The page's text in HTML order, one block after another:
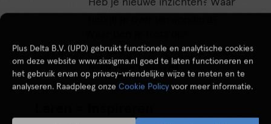
Plus Delta B.V. (UPD) gebruikt functionele en analytische cookies
om deze website www.sixsigma.nl goed te laten functioneren en
het gebruik ervan op privacy-vriendelijke wijze te meten en te
analyseren. Raadpleeg onze Cookie Policy voor meer informatie.
Heb je nieuwe inzichten? Waar
Wat ging er niet goed? wat heb
je hiervan geleerd?